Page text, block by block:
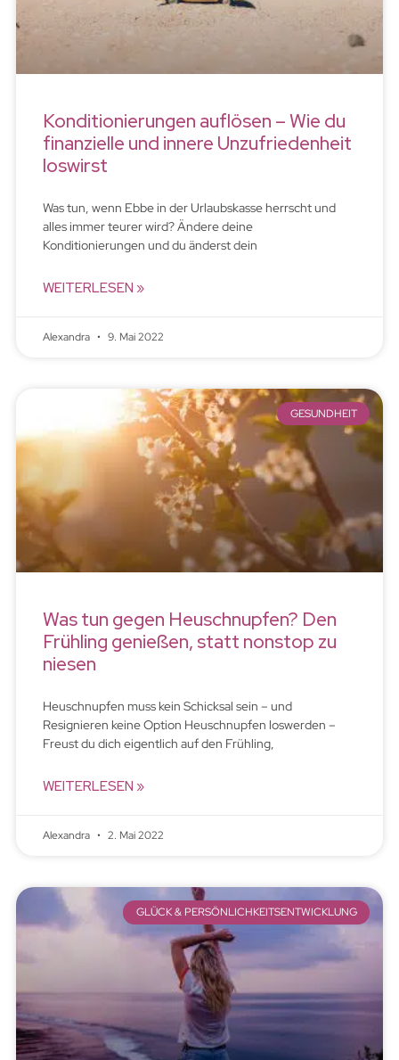
Konditionierungen auflösen – Wie du
finanzielle und innere Unzufriedenheit
loswirst
Was tun, wenn Ebbe in der Urlaubskasse herrscht und
alles immer teurer wird? Ändere deine
Konditionierungen und du änderst dein
WEITERLESEN »
Alexandra 9. Mai 2022
GESUNDHEIT
Was tun gegen Heuschnupfen? Den
Frühling genießen, statt nonstop zu
niesen
Heuschnupfen muss kein Schicksal sein – und
Resignieren keine Option Heuschnupfen loswerden –
Freust du dich eigentlich auf den Frühling,
WEITERLESEN »
Alexandra 2. Mai 2022
GLÜCK & PERSÖNLICHKEITSENTWICKLUNG